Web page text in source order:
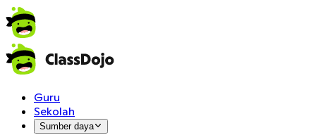
Guru
Sekolah
Sumber daya